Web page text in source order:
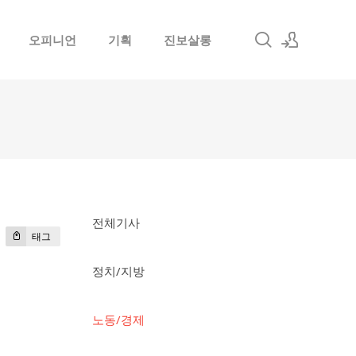
오피니언 기획 진보살롱
전체기사
정치/지방
노동/경제
태그